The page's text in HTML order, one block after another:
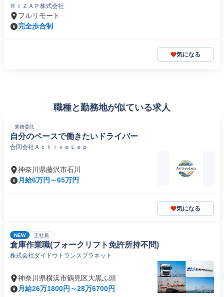
ＲＩＺＡＰ株式会社
フルリモート
完全歩合制
気になる
職種と勤務地が似ている求人
業務委託
自分のペースで働きたいドライバー
合同会社ＡｃｔｉｖｅＬｅｐ
神奈川県藤沢市石川
月給6万円～65万円
気になる
NEW 正社員
倉庫作業職(フォークリフト免許所持不問)
株式会社ダイドウトランスプラネット
神奈川県横浜市鶴見区大黒ふ頭
月給26万1800円～28万6700円